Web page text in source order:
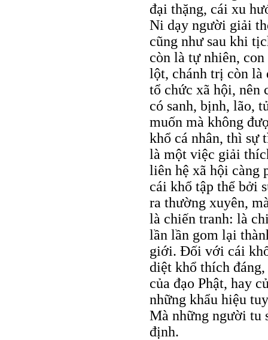
đại thặng, cái xu
Ni dạy người giải
cũng như sau khi
còn là tự nhiên,
lột, chánh trị còn là
tổ chức xã hội, nên
có sanh, bịnh, lão,
muốn mà không
khổ cá nhân, thì sự
là một việc giải
liên hệ xã hội càng
cái khổ tập thể bởi
ra thường xuyên,
là chiến tranh: là
lần lần gom lại
giới. Đối với cái
diệt khổ thích
của đạo Phật, hay
những khẩu hiệu
Mà những người tu
định.